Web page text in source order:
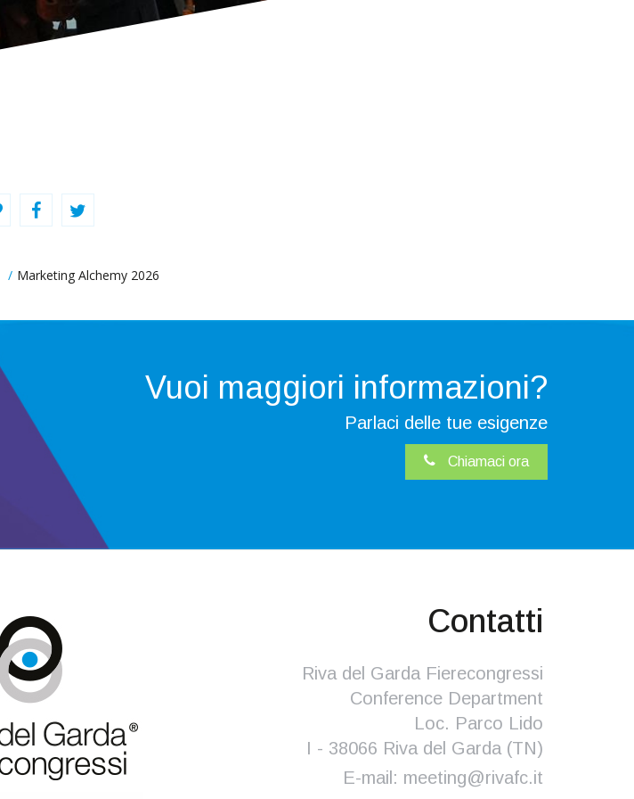
Marketing Alchemy 2026
Vuoi maggiori informazioni?
Parlaci delle tue esigenze
Chiamaci ora
Contatti
Riva del Garda Fierecongressi
Conference Department
Loc. Parco Lido
I - 38066 Riva del Garda (TN)
E-mail: meeting@rivafc.it